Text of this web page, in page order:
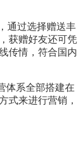
通过选择赠送丰
获赠好友还可凭
传情，符合国内
体系全部搭建在
式来进行营销，